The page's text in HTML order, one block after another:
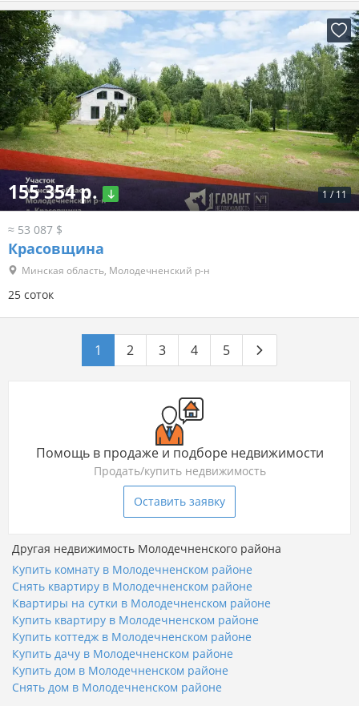
1 / 11
155 354 р.
≈ 53 087 $
Красовщина
Минская область, Молодечненский р-н
25 соток
1 2 3 4 5
Помощь в продаже и подборе недвижимости
Продать/купить недвижимость
Оставить заявку
Другая недвижимость Молодечненского района
Купить комнату в Молодечненском районе
Снять квартиру в Молодечненском районе
Квартиры на сутки в Молодечненском районе
Купить квартиру в Молодечненском районе
Купить коттедж в Молодечненском районе
Купить дачу в Молодечненском районе
Купить дом в Молодечненском районе
Снять дом в Молодечненском районе